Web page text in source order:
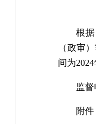
根
（政审
间为
监督
附